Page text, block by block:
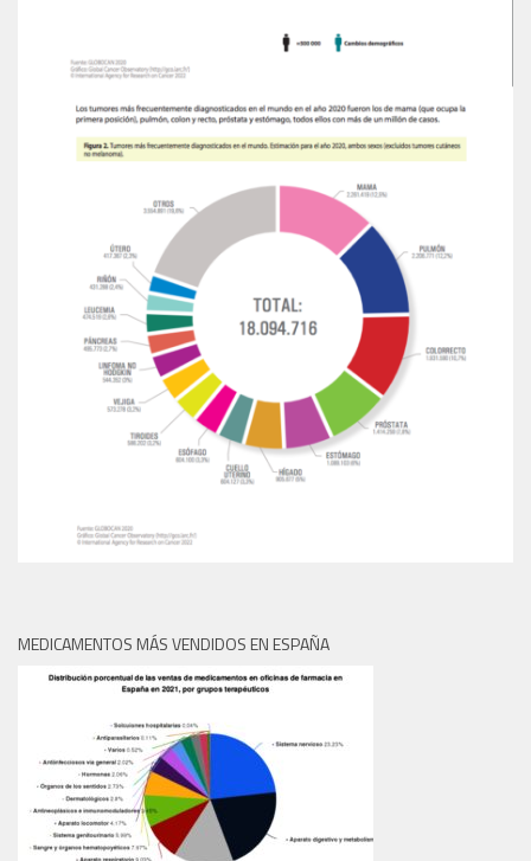
MEDICAMENTOS MÁS VENDIDOS EN ESPAÑA